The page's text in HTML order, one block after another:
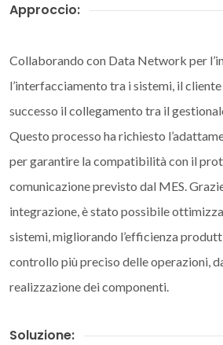
Approccio:
Collaborando con Data Network per
l’interfacciamento tra i sistemi, il
successo il collegamento tra il
Questo processo ha richiesto
per garantire la compatibilità con il
comunicazione previsto dal MES.
integrazione, è stato possibile
sistemi, migliorando l’efficienza
controllo più preciso delle operazioni,
realizzazione dei componenti.
Soluzione: